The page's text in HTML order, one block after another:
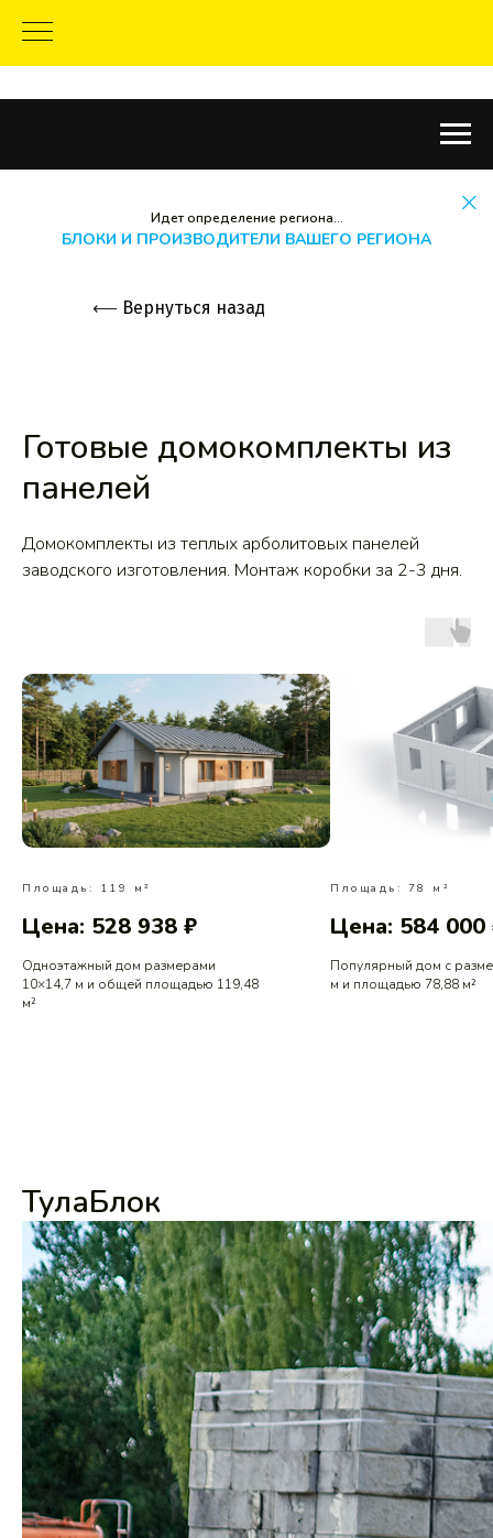
Идет определение региона...
БЛОКИ И ПРОИЗВОДИТЕЛИ ВАШЕГО РЕГИОНА
⟵ Вернуться назад
Готовые домокомплекты из
панелей
Домокомплекты из теплых арболитовых панелей
заводского изготовления. Монтаж коробки за 2-3 дня.
Площадь: 119 м²
Цена: 528 938 ₽
Одноэтажный дом размерами
10×14,7 м и общей площадью 119,48
м²
Площадь: 78 м²
Цена: 584 000
Популярный дом с
м и площадью 78,88 м²
ТулаБлок